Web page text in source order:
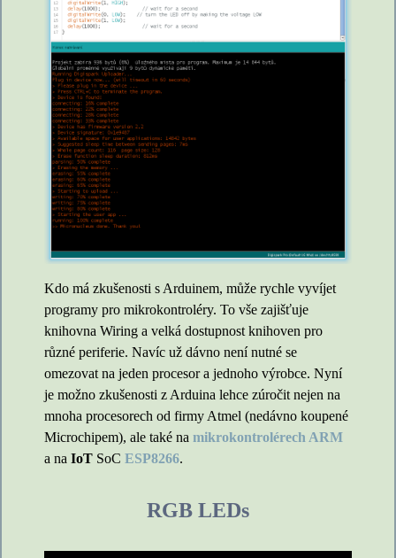
Kdo má zkušenosti s Arduinem, může rychle vyvíjet
programy pro mikrokontroléry. To vše zajišťuje
knihovna Wiring a velká dostupnost knihoven pro
různé periferie. Navíc už dávno není nutné se
omezovat na jeden procesor a jednoho výrobce. Nyní
je možno zkušenosti z Arduina lehce zúročit nejen na
mnoha procesorech od firmy Atmel (nedávno koupené
Microchipem), ale také na mikrokontrolérech ARM
a na IoT SoC ESP8266.
RGB LEDs